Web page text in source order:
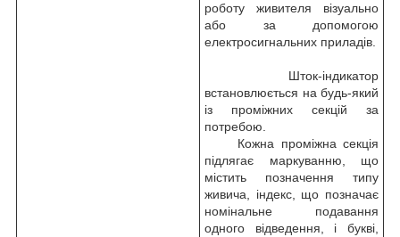
роботу живителя візуально
або за допомогою
електросигнальних приладів.
Шток-індикатор
встановлюється на будь-який
із проміжних секцій за
потребою.
Кожна проміжна секція
підлягає маркуванню, що
містить позначення типу
живича, індекс, що позначає
номінальне подавання
одного відведення, і букві,